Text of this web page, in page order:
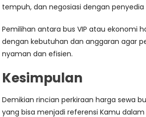
tempuh, dan negosiasi dengan penyedia
Pemilihan antara bus VIP atau ekonomi
dengan kebutuhan dan anggaran agar
nyaman dan efisien.
Kesimpulan
Demikian rincian perkiraan harga sewa
yang bisa menjadi referensi Kamu